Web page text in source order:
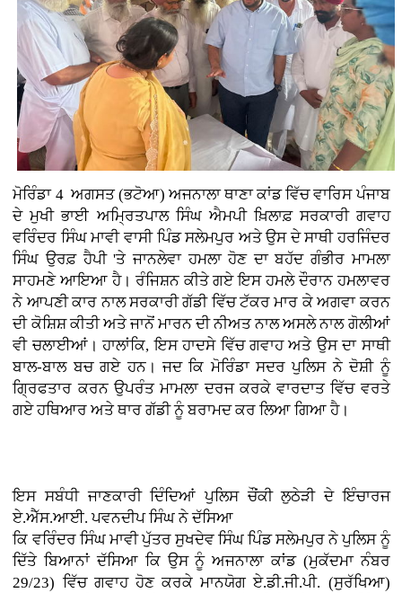
ਮੋਰਿੰਡਾ 4 ਅਗਸਤ (ਭਟੋਆ)ਅਜਨਾਲਾ ਥਾਣਾ ਕਾਂਡ ਵਿੱਚ ਵਾਰਿਸ ਪੰਜਾਬ
ਦੇ ਮੁਖੀ ਭਾਈ ਅਮ੍ਰਿਤਪਾਲ ਸਿੰਘ ਐਮਪੀ ਖ਼ਿਲਾਫ਼ ਸਰਕਾਰੀ ਗਵਾਹ
ਵਰਿੰਦਰ ਸਿੰਘ ਮਾਵੀ ਵਾਸੀ ਪਿੰਡ ਸਲੇਮਪੁਰ ਅਤੇ ਉਸ ਦੇ ਸਾਥੀ ਹਰਜਿੰਦਰ
ਸਿੰਘ ਉਰਫ਼ ਹੈਪੀ 'ਤੇ ਜਾਨਲੇਵਾ ਹਮਲਾ ਹੋਣ ਦਾ ਬਹੱਦ ਗੰਭੀਰ ਮਾਮਲਾ
ਸਾਹਮਣੇ ਆਇਆ ਹੈ। ਰੰਜਿਸ਼ਨ ਕੀਤੇ ਗਏ ਇਸ ਹਮਲੇ ਦੌਰਾਨ ਹਮਲਾਵਰ
ਨੇ ਆਪਣੀ ਕਾਰ ਨਾਲ ਸਰਕਾਰੀ ਗੱਡੀ ਵਿੱਚ ਟੱਕਰ ਮਾਰ ਕੇ ਅਗਵਾ ਕਰਨ
ਦੀ ਕੋਸ਼ਿਸ਼ ਕੀਤੀ ਅਤੇ ਜਾਨੋਂ ਮਾਰਨ ਦੀ ਨੀਅਤ ਨਾਲ ਅਸਲੇ ਨਾਲ ਗੋਲੀਆਂ
ਵੀ ਚਲਾਈਆਂ। ਹਾਲਾਂਕਿ, ਇਸ ਹਾਦਸੇ ਵਿੱਚ ਗਵਾਹ ਅਤੇ ਉਸ ਦਾ ਸਾਥੀ
ਬਾਲ-ਬਾਲ ਬਚ ਗਏ ਹਨ। ਜਦ ਕਿ ਮੋਰਿੰਡਾ ਸਦਰ ਪੁਲਿਸ ਨੇ ਦੋਸ਼ੀ ਨੂੰ
ਗ੍ਰਿਫਤਾਰ ਕਰਨ ਉਪਰੰਤ ਮਾਮਲਾ ਦਰਜ ਕਰਕੇ ਵਾਰਦਾਤ ਵਿੱਚ ਵਰਤੇ
ਗਏ ਹਥਿਆਰ ਅਤੇ ਥਾਰ ਗੱਡੀ ਨੂੰ ਬਰਾਮਦ ਕਰ ਲਿਆ ਗਿਆ ਹੈ।
ਇਸ ਸਬੰਧੀ ਜਾਣਕਾਰੀ ਦਿੰਦਿਆਂ ਪੁਲਿਸ ਚੌਂਕੀ ਲੁਠੇੜੀ ਦੇ ਇੰਚਾਰਜ
ਏ.ਐੱਸ.ਆਈ. ਪਵਨਦੀਪ ਸਿੰਘ ਨੇ ਦੱਸਿਆ
ਕਿ ਵਰਿੰਦਰ ਸਿੰਘ ਮਾਵੀ ਪੁੱਤਰ ਸੁਖਦੇਵ ਸਿੰਘ ਪਿੰਡ ਸਲੇਮਪੁਰ ਨੇ ਪੁਲਿਸ ਨੂੰ
ਦਿੱਤੇ ਬਿਆਨਾਂ ਦੱਸਿਆ ਕਿ ਉਸ ਨੂੰ ਅਜਨਾਲਾ ਕਾਂਡ (ਮੁਕੱਦਮਾ ਨੰਬਰ
29/23) ਵਿੱਚ ਗਵਾਹ ਹੋਣ ਕਰਕੇ ਮਾਨਯੋਗ ਏ.ਡੀ.ਜੀ.ਪੀ. (ਸੁਰੱਖਿਆ)